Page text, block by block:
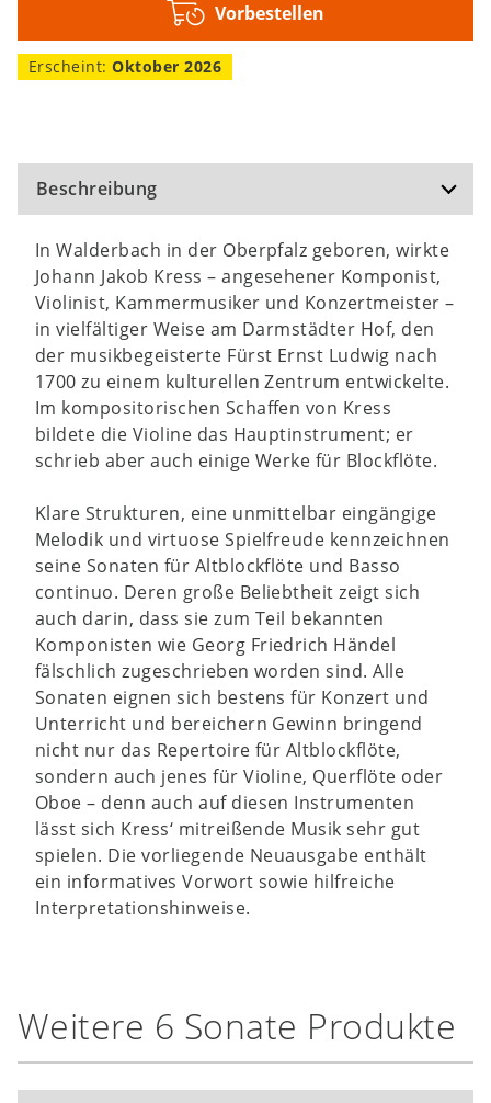
Vorbestellen
Erscheint:Oktober 2026
Beschreibung
In Walderbach in der Oberpfalz geboren, wirkte
Johann Jakob Kress – angesehener Komponist,
Violinist, Kammermusiker und Konzertmeister –
in vielfältiger Weise am Darmstädter Hof, den
der musikbegeisterte Fürst Ernst Ludwig nach
1700 zu einem kulturellen Zentrum entwickelte.
Im kompositorischen Schaffen von Kress
bildete die Violine das Hauptinstrument; er
schrieb aber auch einige Werke für Blockflöte.
Klare Strukturen, eine unmittelbar eingängige
Melodik und virtuose Spielfreude kennzeichnen
seine Sonaten für Altblockflöte und Basso
continuo. Deren große Beliebtheit zeigt sich
auch darin, dass sie zum Teil bekannten
Komponisten wie Georg Friedrich Händel
fälschlich zugeschrieben worden sind. Alle
Sonaten eignen sich bestens für Konzert und
Unterricht und bereichern Gewinn bringend
nicht nur das Repertoire für Altblockflöte,
sondern auch jenes für Violine, Querflöte oder
Oboe – denn auch auf diesen Instrumenten
lässt sich Kress‘ mitreißende Musik sehr gut
spielen. Die vorliegende Neuausgabe enthält
ein informatives Vorwort sowie hilfreiche
Interpretationshinweise.
Weitere 6 Sonate Produkte